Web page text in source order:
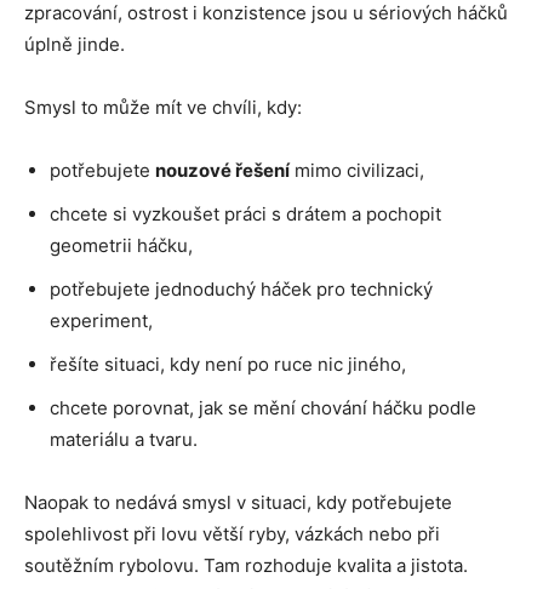
zpracování, ostrost i konzistence jsou u sériových háčků
úplně jinde.
Smysl to může mít ve chvíli, kdy:
potřebujete nouzové řešenímimo civilizaci,
chcete si vyzkoušet práci s drátem a pochopit
geometrii háčku,
potřebujete jednoduchý háček pro technický
experiment,
řešíte situaci, kdy není po ruce nic jiného,
chcete porovnat, jak se mění chování háčku podle
materiálu a tvaru.
Naopak to nedává smysl v situaci, kdy potřebujete
spolehlivost při lovu větší ryby, vázkách nebo při
soutěžním rybolovu. Tam rozhoduje kvalita a jistota.